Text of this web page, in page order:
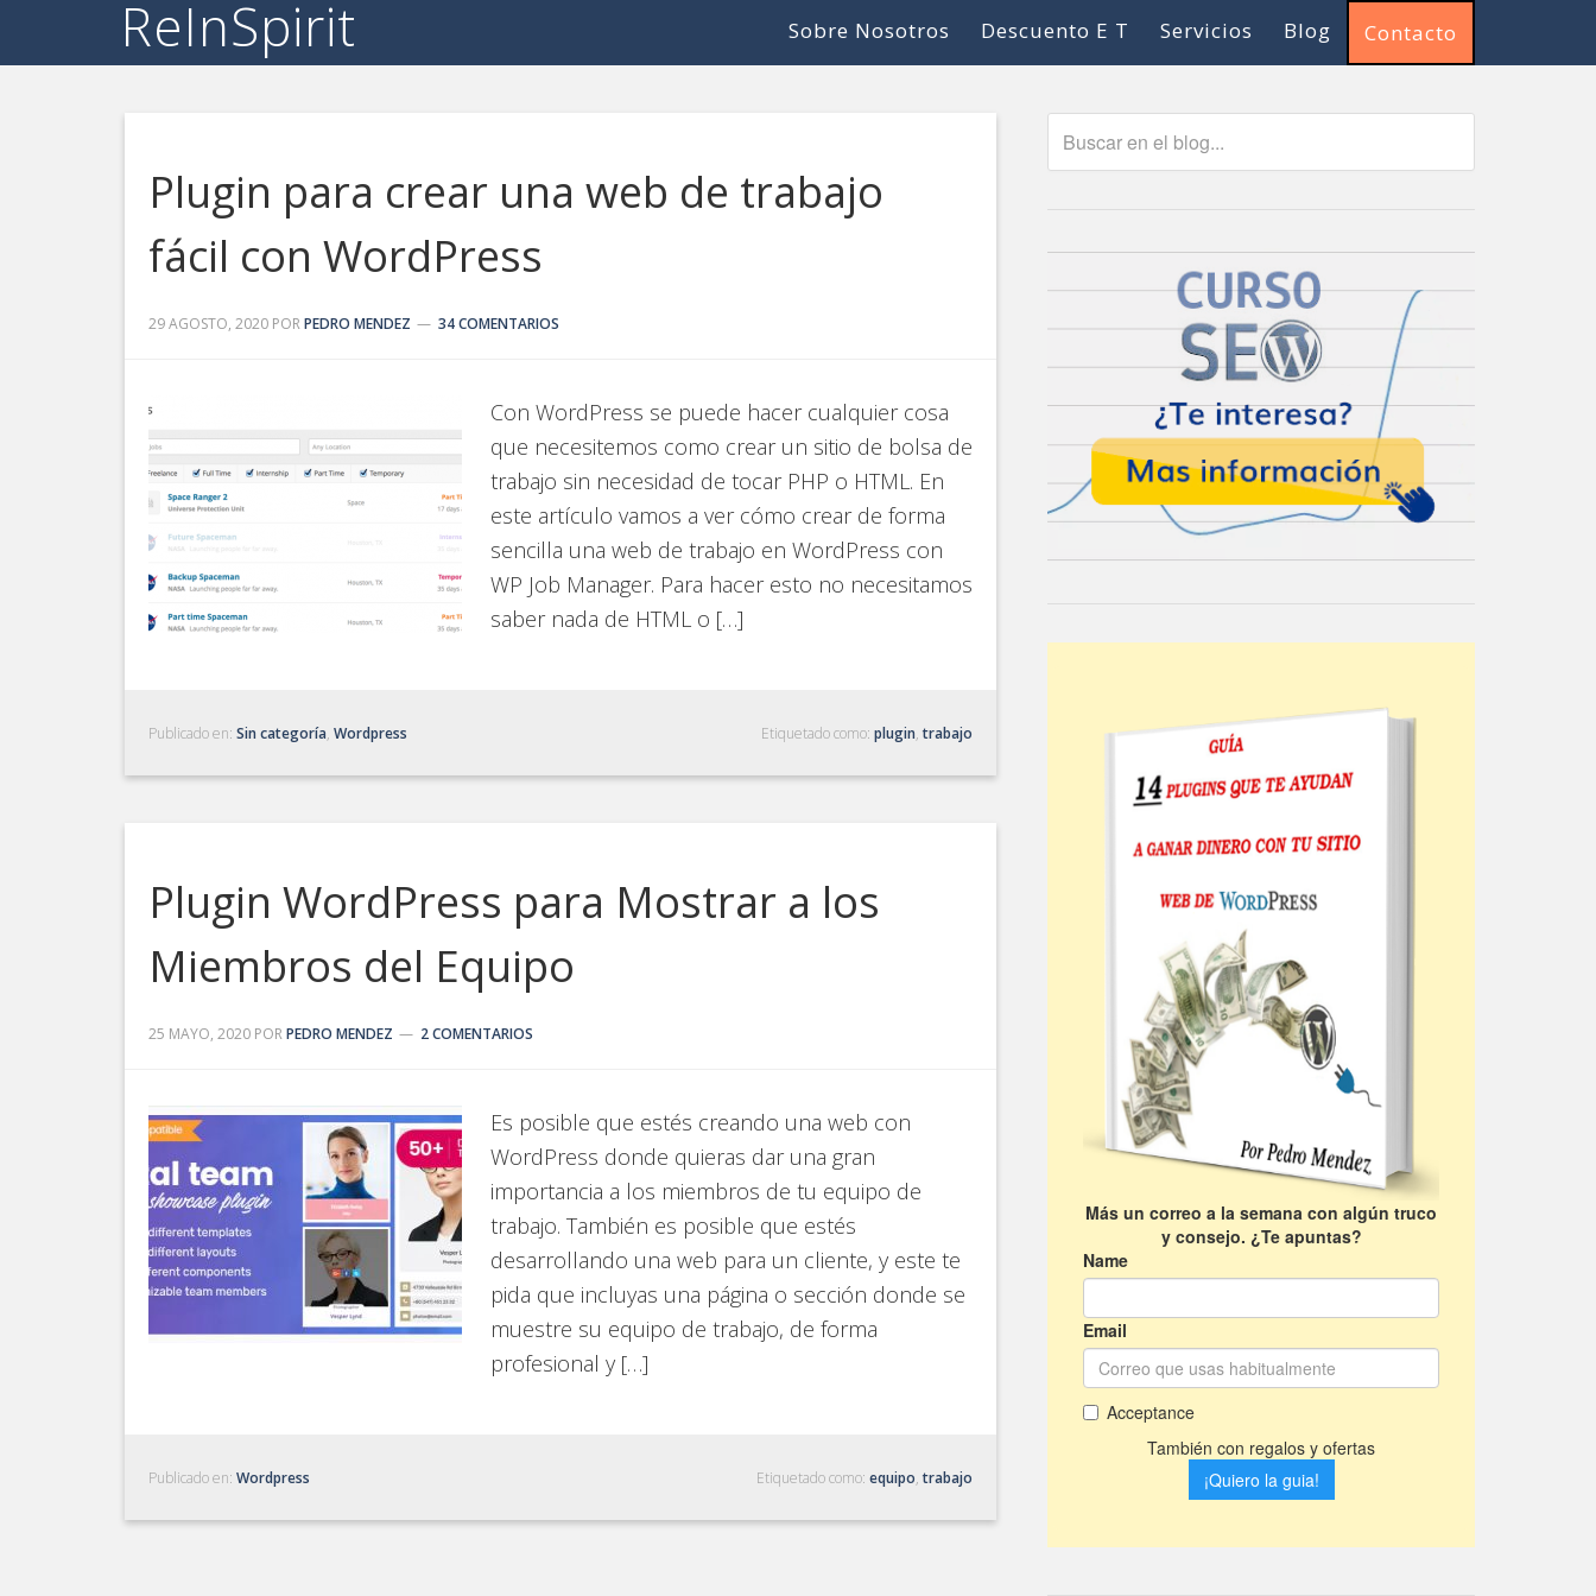
ReInSpirit Contacto
Blog
Servicios
Descuento E T
Sobre Nosotros
Plugin para crear una web de trabajo
fácil con WordPress
29 AGOSTO, 2020 PORPEDRO MENDEZ 34 COMENTARIOS
Con WordPress se puede hacer cualquier cosa
que necesitemos como crear un sitio de bolsa de
trabajo sin necesidad de tocar PHP o HTML. En
este artículo vamos a ver cómo crear de forma
sencilla una web de trabajo en WordPress con
WP Job Manager. Para hacer esto no necesitamos
saber nada de HTML o […]
Publicado en: Sin categoría, Wordpress Etiquetado como: plugin, trabajo
Plugin WordPress para Mostrar a los
Miembros del Equipo
25 MAYO, 2020 PORPEDRO MENDEZ 2 COMENTARIOS
Es posible que estés creando una web con
WordPress donde quieras dar una gran
importancia a los miembros de tu equipo de
trabajo. También es posible que estés
desarrollando una web para un cliente, y este te
pida que incluyas una página o sección donde se
muestre su equipo de trabajo, de forma
profesional y […]
Publicado en: Wordpress Etiquetado como: equipo, trabajo